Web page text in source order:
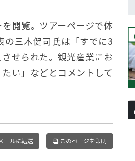
閲覧。ツアーページで体
三木健司氏は「すでに3
せられた。観光産業にお
い」などとコメントして
ールに転送 このページを印刷